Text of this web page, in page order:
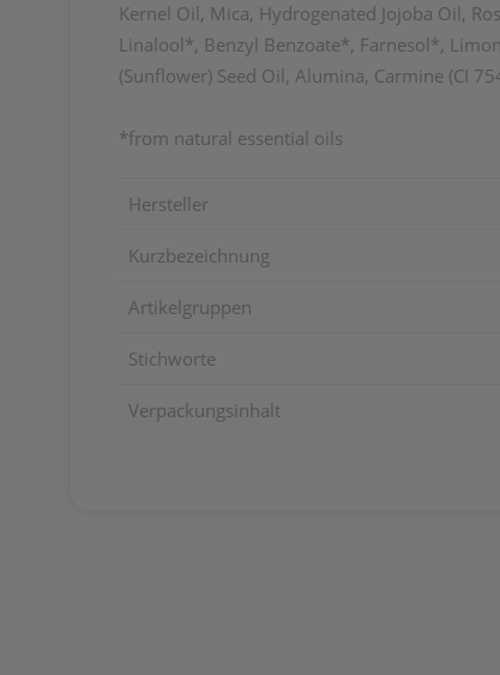
Kernel Oil, Mica, Hydrogenated Jojoba Oil,
Linalool*, Benzyl Benzoate*, Farnesol*,
(Sunflower) Seed Oil, Alumina, Carmine (CI
*from natural essential oils
Hersteller
Kurzbezeichnung
Artikelgruppen
Stichworte
Verpackungsinhalt